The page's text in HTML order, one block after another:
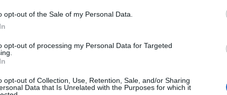
opt-out of the Sale of my Personal Data.
opt-out of processing my Personal Data for Targeted
opt-out of Collection, Use, Retention, Sale, and/or Sharing
Data that Is Unrelated with the Purposes for which it
nella sezioneLogindal menù del sito o